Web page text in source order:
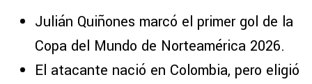
Julián Quiñones marcó el primer gol de la
Copa del Mundo de Norteamérica 2026.
El atacante nació en Colombia, pero eligió